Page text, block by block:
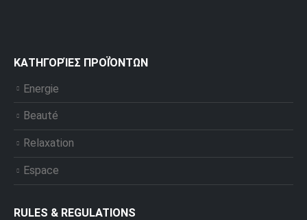
ΚΑΤΗΓΟΡΊΕΣ ΠΡΟΪΌΝΤΩΝ
Energie
Beauté
Relaxation
Espace
RULES & REGULATIONS